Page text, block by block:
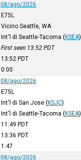
08/ago/2026
E75L
Vicino Seattle, WA
Int'l di Seattle-Tacoma (KSEA)
First seen 13:52 PDT
13:52 PDT
0:00
08/ago/2026
E75L
Int'l di San Jose (KSJC)
Int'l di Seattle-Tacoma (KSEA)
11:49 PDT
13:36 PDT
1:47
08/ago/2026